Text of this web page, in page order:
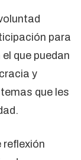
para
que puedan
y
que les
reflexión